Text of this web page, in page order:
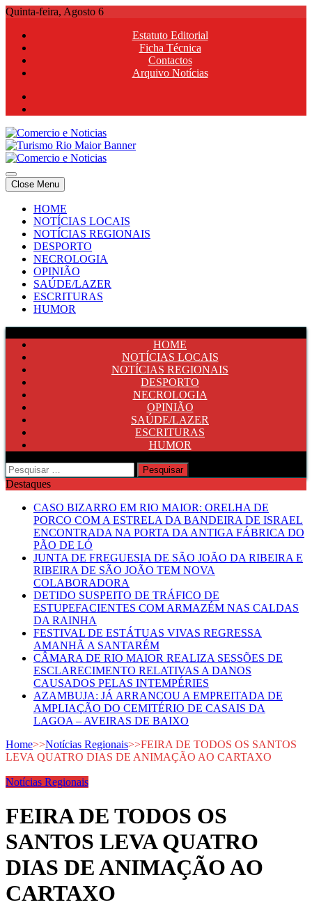
Skip
content
Quinta-feira, Agosto 6
Estatuto Editorial
Ficha Técnica
Contactos
Arquivo Notícias
Comercio e Noticias
Notícias e Publicidade Online
Comercio e Noticias
Notícias e Publicidade Online
Close Menu
HOME
NOTÍCIAS LOCAIS
NOTÍCIAS REGIONAIS
DESPORTO
NECROLOGIA
OPINIÃO
SAÚDE/LAZER
ESCRITURAS
HUMOR
HOME
NOTÍCIAS LOCAIS
NOTÍCIAS REGIONAIS
DESPORTO
NECROLOGIA
OPINIÃO
SAÚDE/LAZER
ESCRITURAS
HUMOR
Pesquisar
por:
Destaques
CASO BIZARRO EM RIO MAIOR: ORELHA DE
PORCO COM A ESTRELA DA BANDEIRA DE ISRAEL
ENCONTRADA NA PORTA DA ANTIGA FÁBRICA DO
PÃO DE LÓ
JUNTA DE FREGUESIA DE SÃO JOÃO DA RIBEIRA E
RIBEIRA DE SÃO JOÃO TEM NOVA
COLABORADORA
DETIDO SUSPEITO DE TRÁFICO DE
ESTUPEFACIENTES COM ARMAZÉM NAS CALDAS
DA RAINHA
FESTIVAL DE ESTÁTUAS VIVAS REGRESSA
AMANHÃ A SANTARÉM
CÂMARA DE RIO MAIOR REALIZA SESSÕES DE
ESCLARECIMENTO RELATIVAS A DANOS
CAUSADOS PELAS INTEMPÉRIES
AZAMBUJA: JÁ ARRANCOU A EMPREITADA DE
AMPLIAÇÃO DO CEMITÉRIO DE CASAIS DA
LAGOA – AVEIRAS DE BAIXO
Home>>Notícias Regionais>>FEIRA DE TODOS OS SANTOS
LEVA QUATRO DIAS DE ANIMAÇÃO AO CARTAXO
Notícias Regionais
FEIRA DE TODOS OS
SANTOS LEVA QUATRO
DIAS DE ANIMAÇÃO AO
CARTAXO